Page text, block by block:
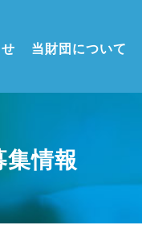
当財団について
情報